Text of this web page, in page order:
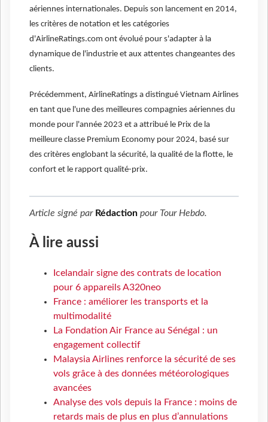
aériennes internationales. Depuis son lancement en 2014,
les critères de notation et les catégories
d'AirlineRatings.com ont évolué pour s'adapter à la
dynamique de l'industrie et aux attentes changeantes des
clients.
Précédemment, AirlineRatings a distingué Vietnam Airlines
en tant que l'une des meilleures compagnies aériennes du
monde pour l'année 2023 et a attribué le Prix de la
meilleure classe Premium Economy pour 2024, basé sur
des critères englobant la sécurité, la qualité de la flotte, le
confort et le rapport qualité-prix.
Article signé par Rédaction pour Tour Hebdo.
À lire aussi
Icelandair signe des contrats de location
pour 6 appareils A320neo
France : améliorer les transports et la
multimodalité
La Fondation Air France au Sénégal : un
engagement collectif
Malaysia Airlines renforce la sécurité de ses
vols grâce à des données météorologiques
avancées
Analyse des vols depuis la France : moins de
retards mais de plus en plus d’annulations